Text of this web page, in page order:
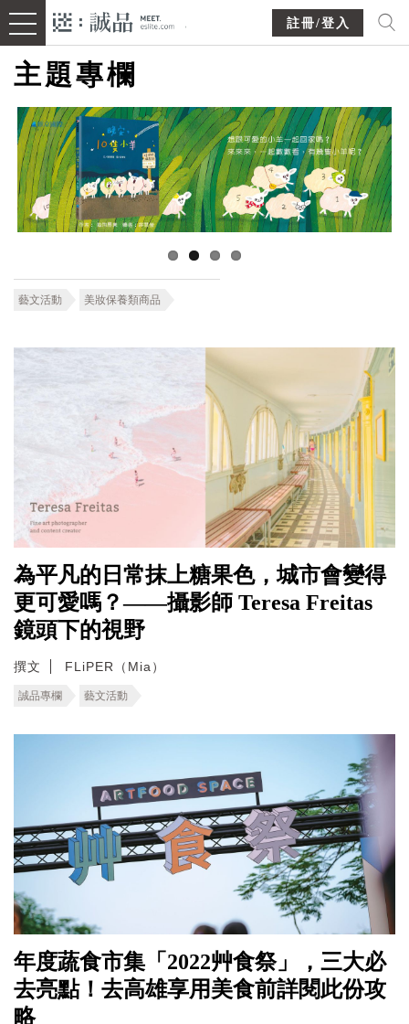
註冊/登入
主題專欄
藝文活動 美妝保養類商品
為平凡的日常抹上糖果色，城市會變得
更可愛嗎？——攝影師 Teresa Freitas
鏡頭下的視野
撰文 FLiPER（Mia）
誠品專欄 藝文活動
年度蔬食市集「2022艸食祭」，三大必
去亮點！去高雄享用美食前詳閱此份攻
略